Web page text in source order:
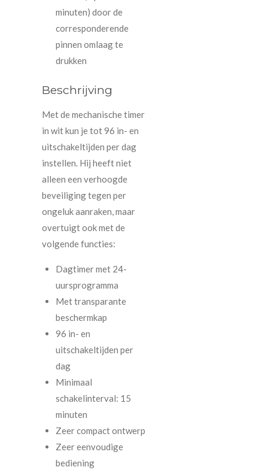
minuten) door de
corresponderende
pinnen omlaag te
drukken
Beschrijving
Met de mechanische timer
in wit kun je tot 96 in- en
uitschakeltijden per dag
instellen. Hij heeft niet
alleen een verhoogde
beveiliging tegen per
ongeluk aanraken, maar
overtuigt ook met de
volgende functies:
Dagtimer met 24-
uursprogramma
Met transparante
beschermkap
96 in- en
uitschakeltijden per
dag
Minimaal
schakelinterval: 15
minuten
Zeer compact ontwerp
Zeer eenvoudige
bediening